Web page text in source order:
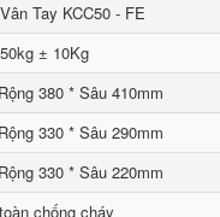
Tay KCC50 - FE
50kg ± 10Kg
380 * Sâu 410mm
330 * Sâu 290mm
330 * Sâu 220mm
chống cháy